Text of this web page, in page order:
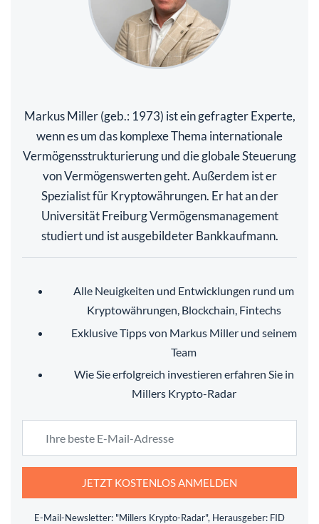
Markus Miller (geb.: 1973) ist ein gefragter Experte,
wenn es um das komplexe Thema internationale
Vermögensstrukturierung und die globale Steuerung
von Vermögenswerten geht. Außerdem ist er
Spezialist für Kryptowährungen. Er hat an der
Universität Freiburg Vermögensmanagement
studiert und ist ausgebildeter Bankkaufmann.
Alle Neuigkeiten und Entwicklungen rund um
Kryptowährungen, Blockchain, Fintechs
Exklusive Tipps von Markus Miller und seinem
Team
Wie Sie erfolgreich investieren erfahren Sie in
Millers Krypto-Radar
JETZT KOSTENLOS ANMELDEN
E-Mail-Newsletter: "Millers Krypto-Radar", Herausgeber: FID